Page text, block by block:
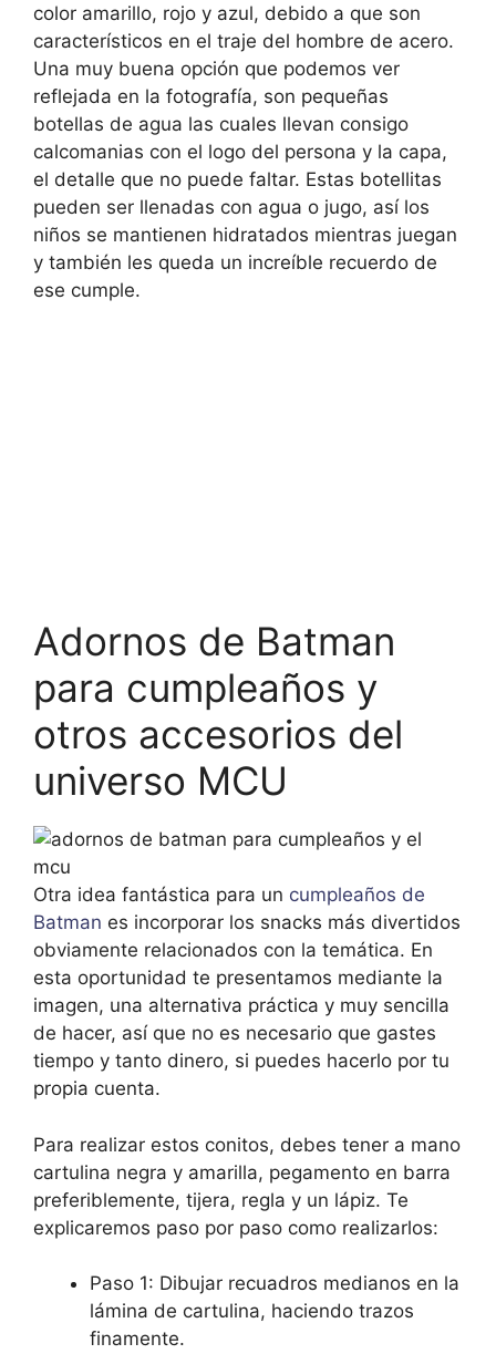
color amarillo, rojo y azul, debido a que son
característicos en el traje del hombre de acero.
Una muy buena opción que podemos ver
reflejada en la fotografía, son pequeñas
botellas de agua las cuales llevan consigo
calcomanias con el logo del persona y la capa,
el detalle que no puede faltar. Estas botellitas
pueden ser llenadas con agua o jugo, así los
niños se mantienen hidratados mientras juegan
y también les queda un increíble recuerdo de
ese cumple.
Adornos de Batman
para cumpleaños y
otros accesorios del
universo MCU
Otra idea fantástica para un cumpleaños de
Batman es incorporar los snacks más divertidos
obviamente relacionados con la temática. En
esta oportunidad te presentamos mediante la
imagen, una alternativa práctica y muy sencilla
de hacer, así que no es necesario que gastes
tiempo y tanto dinero, si puedes hacerlo por tu
propia cuenta.
Para realizar estos conitos, debes tener a mano
cartulina negra y amarilla, pegamento en barra
preferiblemente, tijera, regla y un lápiz. Te
explicaremos paso por paso como realizarlos:
Paso 1: Dibujar recuadros medianos en la
lámina de cartulina, haciendo trazos
finamente.